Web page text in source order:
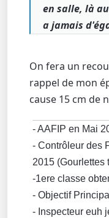
en salle, là
a jamais
On fera un
rappel de mon
cause 15 cm de
- AAFIP en Mai
- Contrôleur des
2015 (Gourlettes
-1ere classe
- Objectif Principal
- Inspecteur euh